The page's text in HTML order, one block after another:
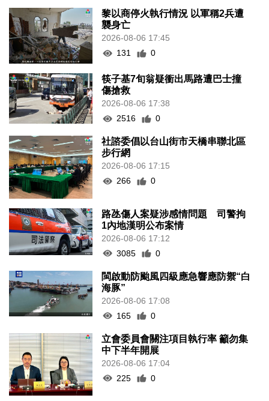
黎以商停火執行情況 以軍稱2兵遭
襲身亡
2026-08-06 17:45
131
0
筷子基7旬翁疑衝出馬路遭巴士撞
傷搶救
2026-08-06 17:38
2516
0
社諮委倡以台山街市天橋串聯北區
步行網
2026-08-06 17:15
266
0
路氹傷人案疑涉感情問題 司警拘
1內地漢明公布案情
2026-08-06 17:12
3085
0
閩啟動防颱風四級應急響應防禦“白
海豚”
2026-08-06 17:08
165
0
立會委員會關注項目執行率 籲勿集
中下半年開展
2026-08-06 17:04
225
0